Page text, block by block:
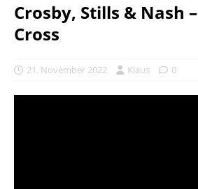
Crosby, Stills & Nash
Cross
21. November 2022 Klaus 0